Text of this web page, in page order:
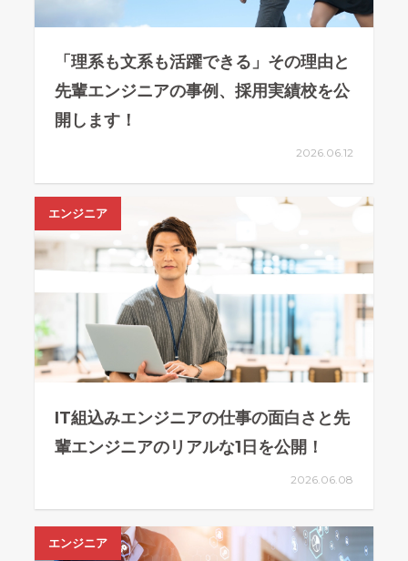
「理系も文系も活躍できる」その理由と
先輩エンジニアの事例、採用実績校を公
開します！
2026.06.12
エンジニア
IT組込みエンジニアの仕事の面白さと先
輩エンジニアのリアルな1日を公開！
2026.06.08
エンジニア